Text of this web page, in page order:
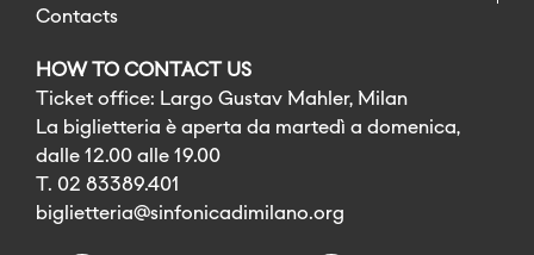
Contacts
HOW TO CONTACT US
Ticket office: Largo Gustav Mahler, Milan
La biglietteria è aperta da martedì a domenica,
dalle 12.00 alle 19.00
T. 02 83389.401
biglietteria@sinfonicadimilano.org